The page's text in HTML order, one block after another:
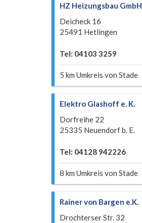
HZ Heizungsbau GmbH
Deicheck 16
25491 Hetlingen
Tel: 04103 3259
5 km Umkreis von Stade
Elektro Glashoff e. K.
Dorfreihe 22
25335 Neuendorf b. E.
Tel: 04128 942226
8 km Umkreis von Stade
Rainer von Bargen e.K.
Drochterser Str. 32